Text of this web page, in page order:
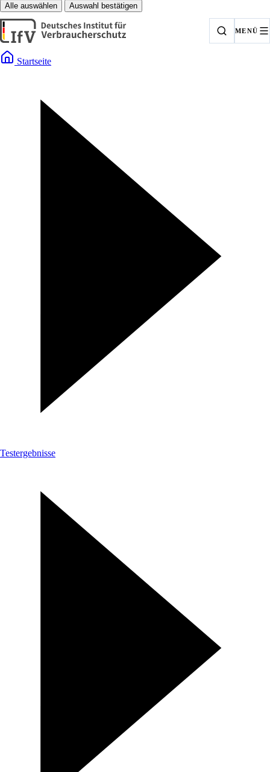
Alle auswählen Auswahl bestätigen
MENÜ
Startseite
Testergebnisse